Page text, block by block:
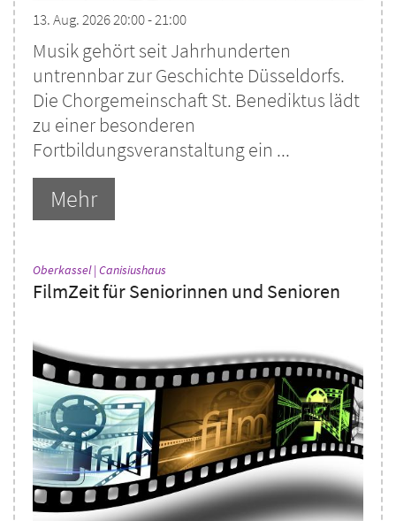
13. Aug. 2026 20:00 - 21:00
Musik gehört seit Jahrhunderten
untrennbar zur Geschichte Düsseldorfs.
Die Chorgemeinschaft St. Benediktus lädt
zu einer besonderen
Fortbildungsveranstaltung ein ...
Mehr
Oberkassel | Canisiushaus
FilmZeit für Seniorinnen und Senioren